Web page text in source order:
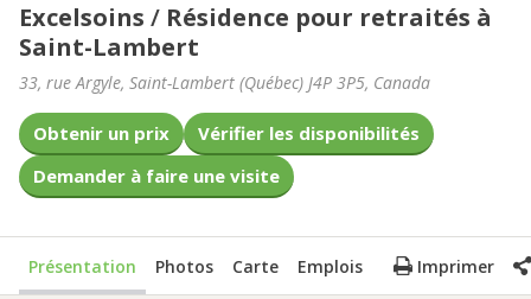
Excelsoins / Résidence pour retraités à
Saint-Lambert
33, rue Argyle, Saint-Lambert (Québec) J4P 3P5, Canada
Obtenir un prix
Vérifier les disponibilités
Demander à faire une visite
Présentation Photos Carte Emplois Imprimer